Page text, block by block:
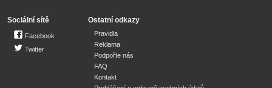
Sociální sítě
Facebook
Twitter
Ostatní odkazy
Pravidla
Reklama
Podpořte nás
FAQ
Kontakt